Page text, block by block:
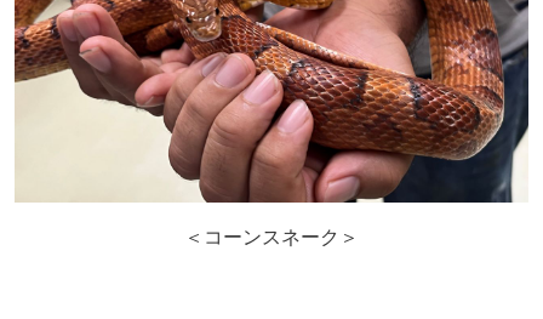
＜コーンスネーク＞